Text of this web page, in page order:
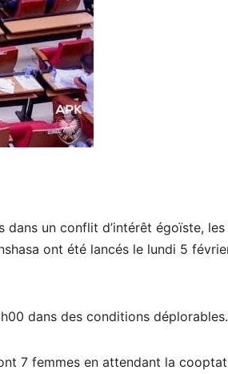
dans un conflit d’intérêt égoïste, les
ont été lancés le lundi 5
dans des conditions déplorables.
7 femmes en attendant la